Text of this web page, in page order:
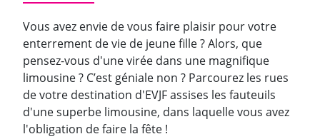
Vous avez envie de vous faire plaisir pour votre
enterrement de vie de jeune fille ? Alors, que
pensez-vous d'une virée dans une magnifique
limousine ? C’est géniale non ? Parcourez les rues
de votre destination d'EVJF assises les fauteuils
d'une superbe limousine, dans laquelle vous avez
l'obligation de faire la fête !